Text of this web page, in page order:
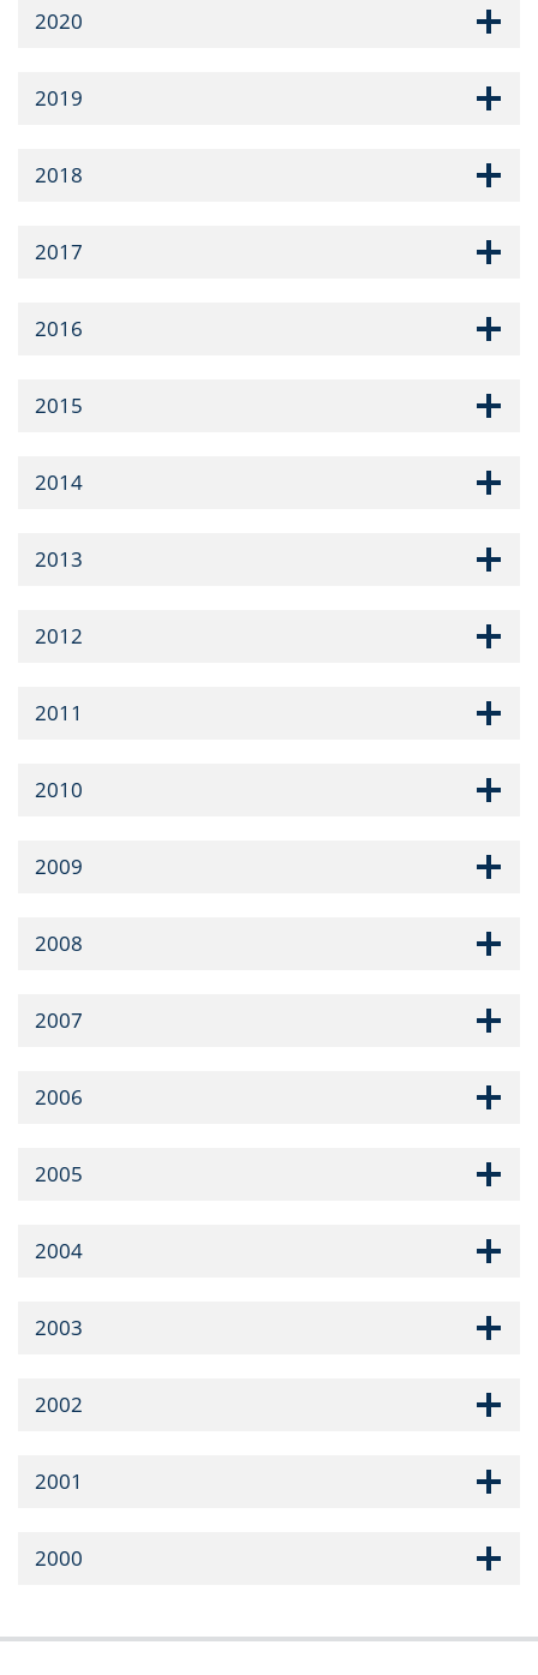
2020
2019
2018
2017
2016
2015
2014
2013
2012
2011
2010
2009
2008
2007
2006
2005
2004
2003
2002
2001
2000